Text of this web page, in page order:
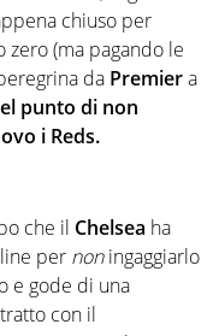
chiuso per
zero (ma pagando le
da Premiera
punto di non
i Reds.
che il Chelsea ha
per noningaggiarlo
e gode di una
con il